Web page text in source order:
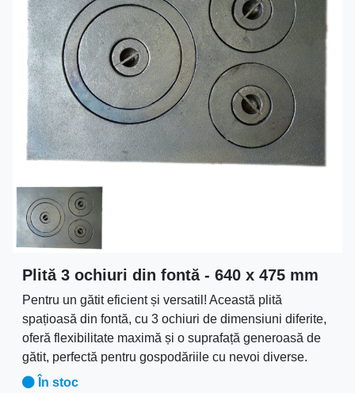
Plită 3 ochiuri din fontă - 640 x 475 mm
Pentru un gătit eficient și versatil! Această plită
spațioasă din fontă, cu 3 ochiuri de dimensiuni diferite,
oferă flexibilitate maximă și o suprafață generoasă de
gătit, perfectă pentru gospodăriile cu nevoi diverse.
În stoc